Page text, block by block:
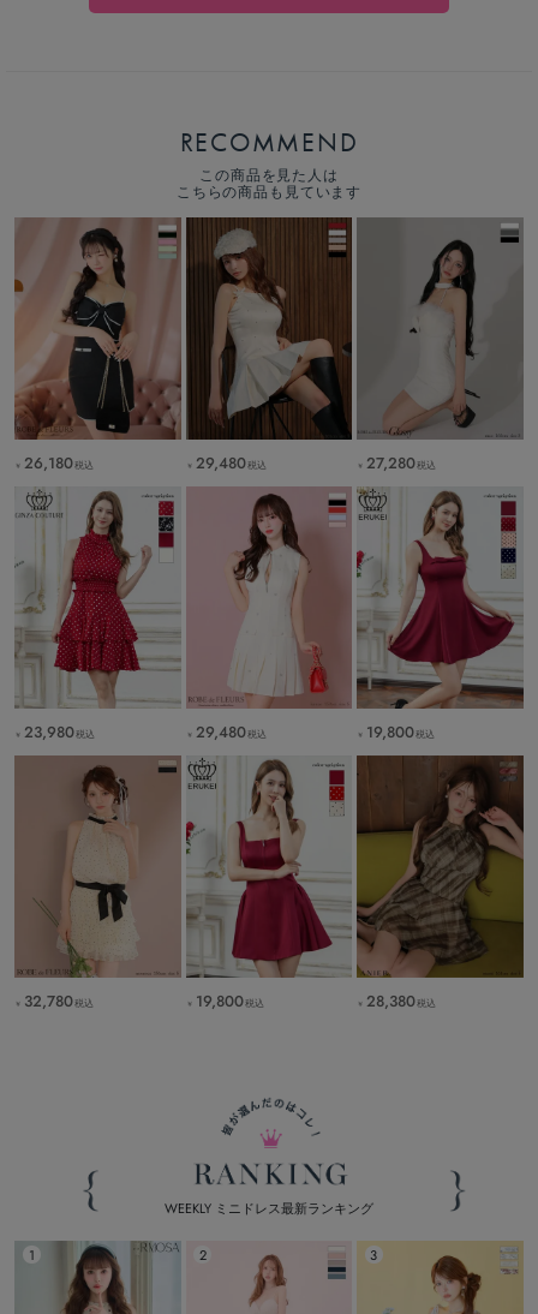
RECOMMEND
この商品を見た人は
こちらの商品も見ています
￥ 26,180税込 ￥ 29,480税込 ￥ 27,280税込
￥ 23,980税込 ￥ 29,480税込 ￥ 19,800税込
￥ 32,780税込 ￥ 19,800税込 ￥ 28,380税込
WEEKLY ミニドレス最新ランキング